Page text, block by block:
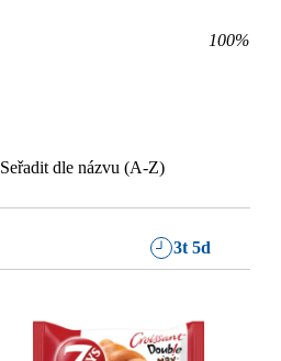
100%
Seřadit dle názvu (A-Z)
3t 5d